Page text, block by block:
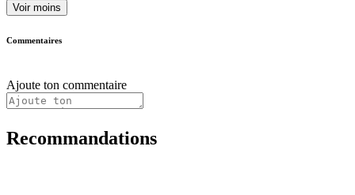
Voir moins
Commentaires
Ajoute ton commentaire
Recommandations